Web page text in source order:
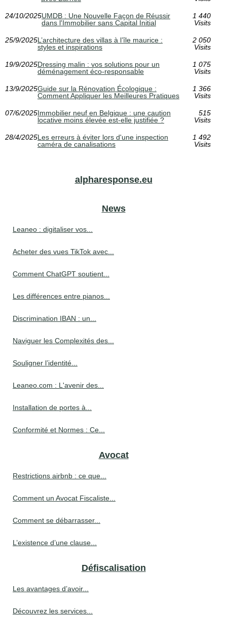
24/10/2025UMDB : Une Nouvelle Façon de Réussir
dans l'Immobilier sans Capital Initial
1 440
Visits
25/9/2025L’architecture des villas à l’île maurice :
styles et inspirations
2 050
Visits
19/9/2025Dressing malin : vos solutions pour un
déménagement éco-responsable
1 075
Visits
13/9/2025Guide sur la Rénovation Écologique :
Comment Appliquer les Meilleures Pratiques
1 366
Visits
07/6/2025Immobilier neuf en Belgique : une caution
locative moins élevée est-elle justifiée ?
515
Visits
28/4/2025Les erreurs à éviter lors d'une inspection
caméra de canalisations
1 492
Visits
alpharesponse.eu
News
Leaneo : digitaliser vos...
Acheter des vues TikTok avec...
Comment ChatGPT soutient...
Les différences entre pianos...
Discrimination IBAN : un...
Naviguer les Complexités des...
Souligner l’identité...
Leaneo.com : L'avenir des...
Installation de portes à...
Conformité et Normes : Ce...
Avocat
Restrictions airbnb : ce que...
Comment un Avocat Fiscaliste...
Comment se débarrasser...
L’existence d’une clause...
Défiscalisation
Les avantages d’avoir...
Découvrez les services...